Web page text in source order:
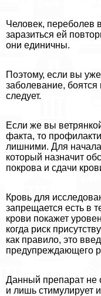
Человек, переболев
заразиться ей
они единичны.
Поэтому, если вы
заболевание, боятся
следует.
Если же вы
факта, то
лишними. Для начала
который назначит
покрова и сдачи
Кровь для
запрещается есть в
крови покажет
когда риск
как правило, это
предупреждающего
Данный препарат не
и лишь стимулирует